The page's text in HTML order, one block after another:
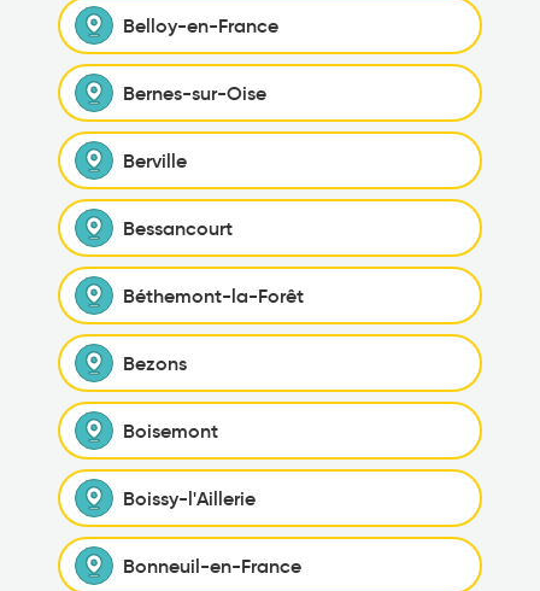
Belloy-en-France
Bernes-sur-Oise
Berville
Bessancourt
Béthemont-la-Forêt
Bezons
Boisemont
Boissy-l'Aillerie
Bonneuil-en-France